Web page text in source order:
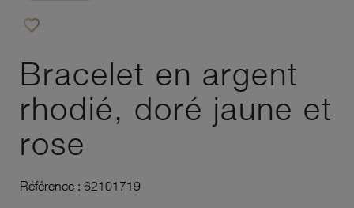
favorite_border
Bracelet en argent
rhodié, doré jaune et
rose
Référence : 62101719